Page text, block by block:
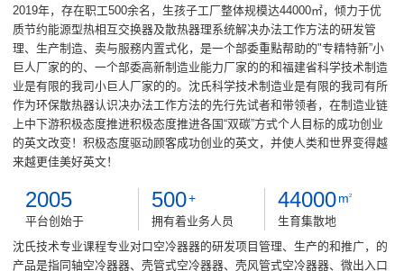
2019年，存在职工500余名，生孩子工厂整体规模达44000㎡，倾力于优
质节约能源型热相互交换器及散热器理系统解决办法工作方法的研发管
理、生产制造、卖与服務内置式化，是一个部委重點帮助的"专精特新”小
巨人厂家的的、一个部委高新制造业能力厂家的的和福建省科学技术制造
业是有限的我司小巨人厂家的的。沈氏科学技术制造业是有限的我司有所
作为环保散热器认识决办法工作方法的先行先试者和带领者，在制造业链
上中下游积极态度推进积极态度推进各国“双碳”方式个人目标的成功创业
的英文改变！积极态度驱动顾客成功创业的英文，并使人类和世界变得越
来越更佳美好英文！
2005
平台创始于
500+
拥有着业务人员
44000 m2
生育集散地
沈氏技术专业课程专业对口空冷器器的研发项目管理、生产的和推广，的
产品是指同轴空冷器器、壳管式空冷器器、壳风管式空冷器器、微出入口